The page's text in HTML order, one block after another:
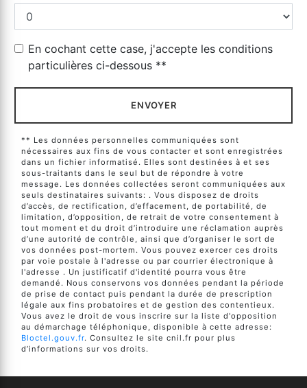
En cochant cette case, j'accepte les conditions
particulières ci-dessous **
ENVOYER
** Les données personnelles communiquées sont
nécessaires aux fins de vous contacter et sont enregistrées
dans un fichier informatisé. Elles sont destinées à et ses
sous-traitants dans le seul but de répondre à votre
message. Les données collectées seront communiquées aux
seuls destinataires suivants: . Vous disposez de droits
d’accès, de rectification, d’effacement, de portabilité, de
limitation, d’opposition, de retrait de votre consentement à
tout moment et du droit d’introduire une réclamation auprès
d’une autorité de contrôle, ainsi que d’organiser le sort de
vos données post-mortem. Vous pouvez exercer ces droits
par voie postale à l'adresse ou par courrier électronique à
l'adresse . Un justificatif d'identité pourra vous être
demandé. Nous conservons vos données pendant la période
de prise de contact puis pendant la durée de prescription
légale aux fins probatoires et de gestion des contentieux.
Vous avez le droit de vous inscrire sur la liste d'opposition
au démarchage téléphonique, disponible à cette adresse:
Bloctel.gouv.fr. Consultez le site cnil.fr pour plus
d’informations sur vos droits.